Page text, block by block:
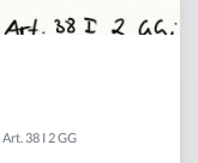
Art. 38 I 2 GG